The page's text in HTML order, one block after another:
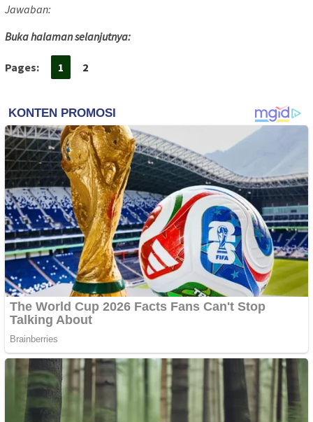
Jawaban:
Buka halaman selanjutnya:
Pages: 1 2